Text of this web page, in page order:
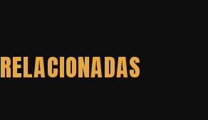
RELACIONADAS